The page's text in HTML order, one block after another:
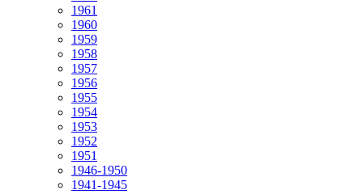
1961
1960
1959
1958
1957
1956
1955
1954
1953
1952
1951
1946-1950
1941-1945